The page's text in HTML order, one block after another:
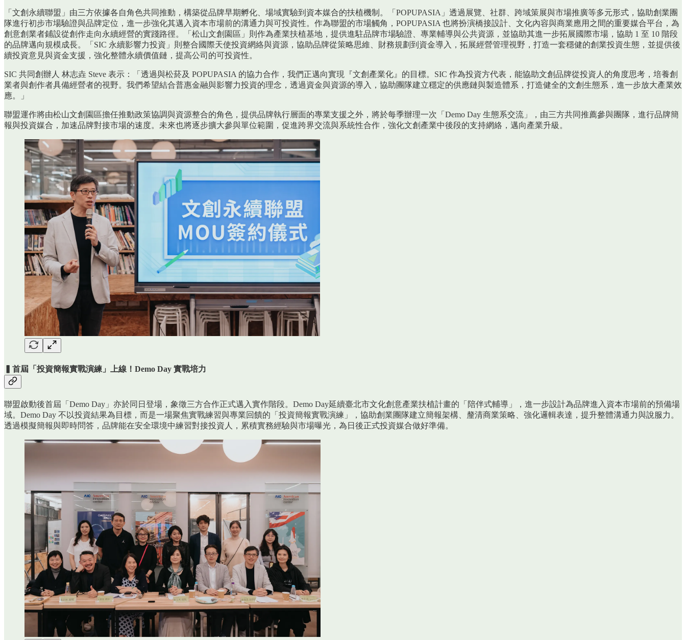
「文創永續聯盟」由三方依據各自角色共同推動，構築從品牌早期孵化、場域實驗到資本媒合的扶植機制。「POPUPASIA」透過展覽、社群、跨域策展與市場推廣等多元形式，協助創業團
隊進行初步市場驗證與品牌定位，進一步強化其邁入資本市場前的溝通力與可投資性。作為聯盟的市場觸角，POPUPASIA 也將扮演橋接設計、文化內容與商業應用之間的重要媒合平台，為
創意創業者鋪設從創作走向永續經營的實踐路徑。「松山文創園區」則作為產業扶植基地，提供進駐品牌市場驗證、專業輔導與公共資源，並協助其進一步拓展國際市場，協助 1 至 10 階段
的品牌邁向規模成長。「SIC 永續影響力投資」則整合國際天使投資網絡與資源，協助品牌從策略思維、財務規劃到資金導入，拓展經營管理視野，打造一套穩健的創業投資生態，並提供後
續投資意見與資金支援，強化整體永續價值鏈，提高公司的可投資性。
SIC 共同創辦人 林志垚 Steve 表示：「透過與松菸及 POPUPASIA 的協力合作，我們正邁向實現『文創產業化』的目標。SIC 作為投資方代表，能協助文創品牌從投資人的角度思考，培養創
業者與創作者具備經營者的視野。我們希望結合普惠金融與影響力投資的理念，透過資金與資源的導入，協助團隊建立穩定的供應鏈與製造體系，打造健全的文創生態系，進一步放大產業效
應。」
聯盟運作將由松山文創園區擔任推動政策協調與資源整合的角色，提供品牌執行層面的專業支援之外，將於每季辦理一次「Demo Day 生態系交流」，由三方共同推薦參與團隊，進行品牌簡
報與投資媒合，加速品牌對接市場的速度。未來也將逐步擴大參與單位範圍，促進跨界交流與系統性合作，強化文創產業中後段的支持網絡，邁向產業升級。
▍首屆「投資簡報實戰演練」上線！Demo Day 實戰培力
聯盟啟動後首屆「Demo Day」亦於同日登場，象徵三方合作正式邁入實作階段。Demo Day延續臺北市文化創意產業扶植計畫的「陪伴式輔導」，進一步設計為品牌進入資本市場前的預備場
域。Demo Day 不以投資結果為目標，而是一場聚焦實戰練習與專業回饋的「投資簡報實戰演練」，協助創業團隊建立簡報架構、釐清商業策略、強化邏輯表達，提升整體溝通力與說服力。
透過模擬簡報與即時問答，品牌能在安全環境中練習對接投資人，累積實務經驗與市場曝光，為日後正式投資媒合做好準備。